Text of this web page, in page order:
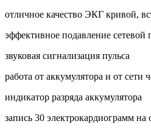
отличное качество ЭКГ кривой,
эффективное подавление
звуковая сигнализация пульса
работа от аккумулятора и от сети
индикатор разряда аккумулятора
запись 30 электрокардиограмм